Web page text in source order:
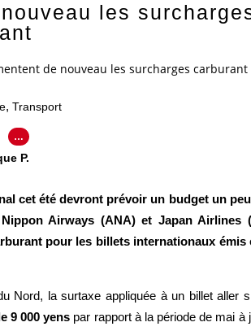
les
de nouveau les surcharges carburant
, Transport
…
P.
cet été devront prévoir un budget un
Airways (ANA) et Japan Airlines
pour les billets internationaux émis
Nord, la surtaxe appliquée à un billet aller
9 000 yens par rapport à la période de mai à